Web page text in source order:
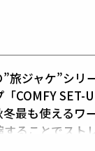
旅ジャケ”シリ
COMFY SET-
最も使えるワ
ることでスト